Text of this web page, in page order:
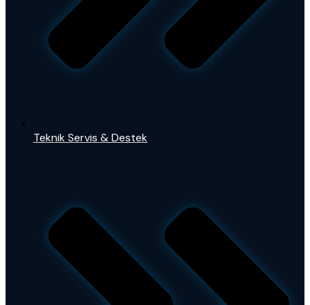
Teknik Servis & Destek